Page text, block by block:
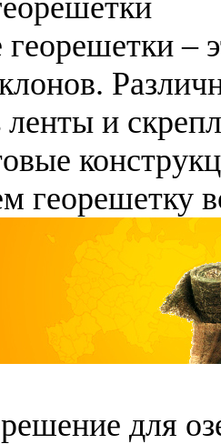
–
ленты и
георешетку
для